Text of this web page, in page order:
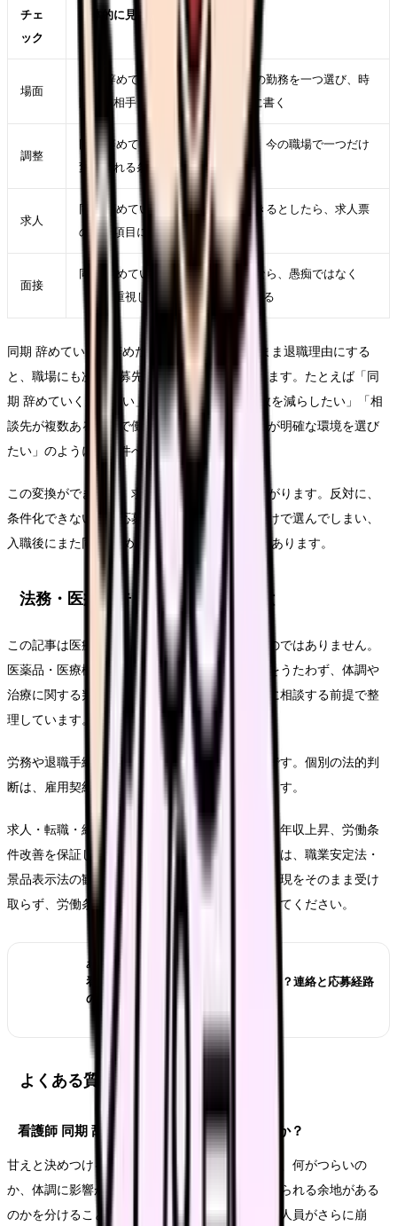
チェ
ック
具体的に見ること
場面
同期 辞めていくが強くなった直近の勤務を一つ選び、時
間帯、相手、業務、体調を具体的に書く
調整
同期 辞めていくを軽くするために、今の職場で一つだけ
変えられる条件を決める
求人
同期 辞めていくが次の職場でも起きるとしたら、求人票
のどの項目に表れるかを考える
面接
同期 辞めていくを面接で説明するなら、愚痴ではなく
「次に重視したい条件」に言い換える
同期 辞めていくで辞めたいという言葉をそのまま退職理由にする
と、職場にも次の応募先にも伝わりにくくなります。たとえば「同
期 辞めていくがつらい」ではなく、「夜勤回数を減らしたい」「相
談先が複数ある職場で働きたい」「教育の段階が明確な環境を選び
たい」のように、条件へ変換します。
この変換ができると、求人を見る時の精度が上がります。反対に、
条件化できないまま応募すると、給与や通勤だけで選んでしまい、
入職後にまた同期 辞めていくが再燃することがあります。
法務・医療広告・求人広告上の注意
この記事は医療行為、診断、治療効果を示すものではありません。
医薬品・医療機器・サプリメント等の効能効果をうたわず、体調や
治療に関する判断は医師・薬剤師などの専門職に相談する前提で整
理しています。
労務や退職手続きに関わる部分は一般的な整理です。個別の法的判
断は、雇用契約、就業規則、事実関係で変わります。
求人・転職・給与に関する内容は、内定、採用、年収上昇、労働条
件改善を保証しません。求人票や紹介文を見る時は、職業安定法・
景品表示法の観点から、断定的に有利に見える表現をそのまま受け
取らず、労働条件通知書や面接で具体的に確認してください。
あわせて読みたい
看護師転職サイトは複数登録していい？連絡と応募経路
の管理方法
よくある質問
看護師 同期 辞めていくで悩むのは甘えですか？
甘えと決めつける必要はありません。大切なのは、何がつらいの
か、体調に影響が出ているのか、今の職場で変えられる余地がある
のかを分けることです。同期の退職で教育体制や人員がさらに崩